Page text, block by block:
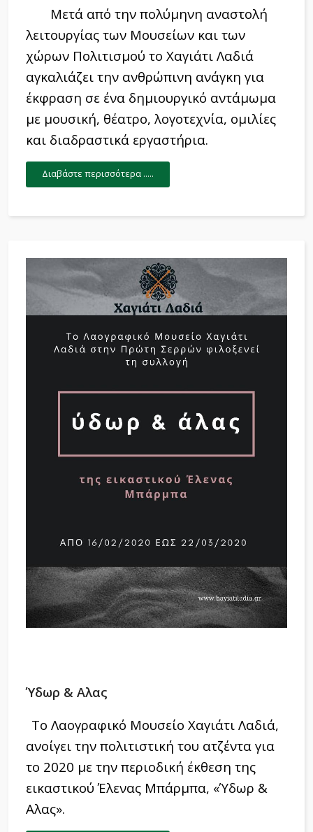
Μετά από την πολύμηνη αναστολή
λειτουργίας των Μουσείων και των
χώρων Πολιτισμού το Χαγιάτι Λαδιά
αγκαλιάζει την ανθρώπινη ανάγκη για
έκφραση σε ένα δημιουργικό αντάμωμα
με μουσική, θέατρο, λογοτεχνία, ομιλίες
και διαδραστικά εργαστήρια.
Διαβάστε περισσότερα .....
Ύδωρ & Aλας
Το Λαογραφικό Μουσείο Χαγιάτι Λαδιά,
ανοίγει την πολιτιστική του ατζέντα για
το 2020 με την περιοδική έκθεση της
εικαστικού Έλενας Μπάρμπα, «Ύδωρ &
Aλας».